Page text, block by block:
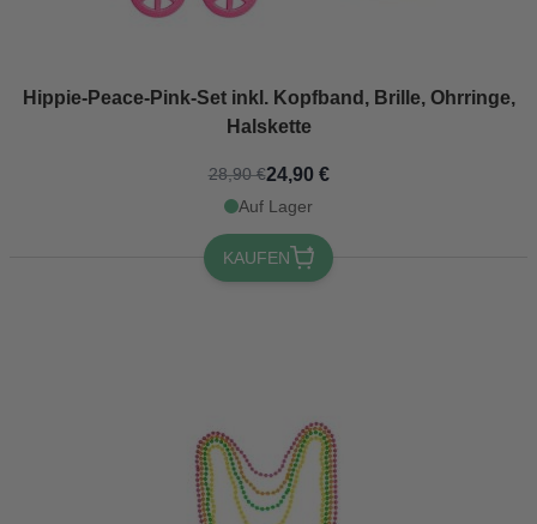
Hippie-Peace-Pink-Set inkl. Kopfband, Brille, Ohrringe,
Halskette
28,90 €24,90 €
Auf Lager
KAUFEN